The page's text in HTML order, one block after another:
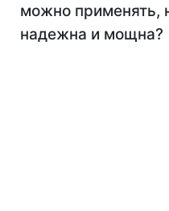
можно применять,
надежна и мощна?